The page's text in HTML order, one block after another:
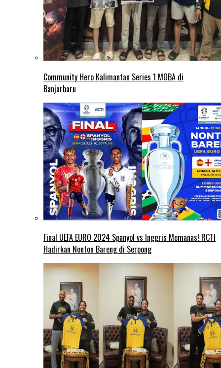
Community Hero Kalimantan Series 1 MOBA di
Banjarbaru
Final UEFA EURO 2024 Spanyol vs Inggris Memanas! RCTI
Hadirkan Nonton Bareng di Serpong